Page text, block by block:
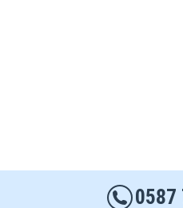
0587